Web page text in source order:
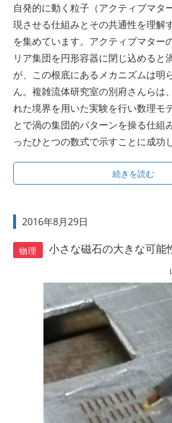
自発的に動く粒子（アクティブマタ
現させる仕組みとその共通性を理解
を集めています。アクティブマター
リア集団を円形容器に閉じ込めると
が、この根底にあるメカニズムは明
ん。複雑流体研究室の別府さんらは
れた境界を用いた実験を行い数理モ
とで渦の集団的パターンを操る仕組
ったひとつの数式で示すことに成功
続きを読む
2016年8月29日
物理 小さな磁石の大きな可能